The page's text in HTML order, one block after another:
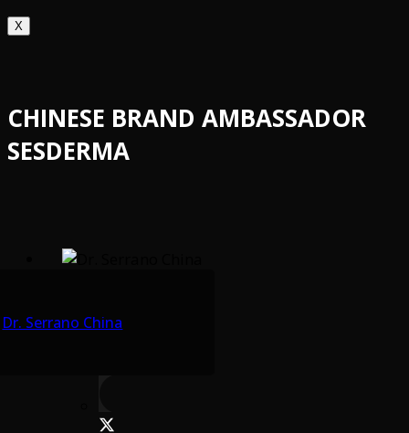
X
CHINESE BRAND AMBASSADOR
SESDERMA
Dr. Serrano China